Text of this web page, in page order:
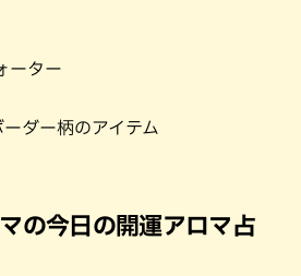
ーター
ダー柄のアイテム
の今日の開運アロマ占